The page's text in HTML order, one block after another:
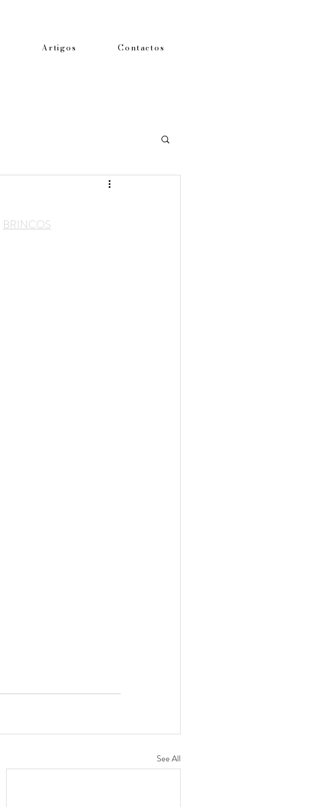
Artigos Contactos
BRINCOS
See All